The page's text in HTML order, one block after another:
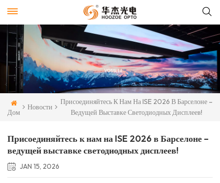
Дом
Новости
Присоединяйтесь К Нам На ISE 2026 В Барселоне –
Ведущей Выставке Светодиодных Дисплеев!
Присоединяйтесь к нам на ISE 2026 в Барселоне –
ведущей выставке светодиодных дисплеев!
JAN 15, 2026